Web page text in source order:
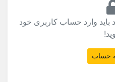
باید وارد حساب کاربری خود
حساب